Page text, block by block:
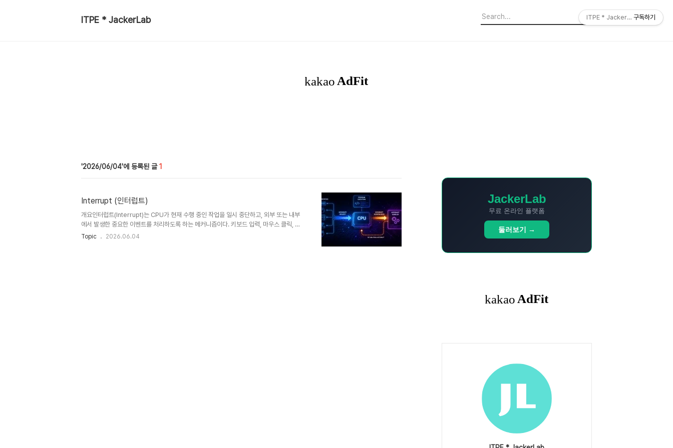
ITPE * JackerLab
2026/06/04 1
Interrupt (인터럽트)
개요인터럽트(Interrupt)는 CPU가 현재 수행 중인 작업을 일시 중단하고, 외부 또는 내부
에서 발생한 중요한 이벤트를 처리하도록 하는 메커니즘이다. 키보드 입력, 마우스 클릭, 네
트워크 패킷 수신, 타이머 이벤트 등 다양한 상황에서 인터럽트가 발생하며, 이를 통해 시스
Topic 2026.06.04
JackerLab
무료 온라인 플랫폼
둘러보기 →
ITPE * JackerLab구독하기